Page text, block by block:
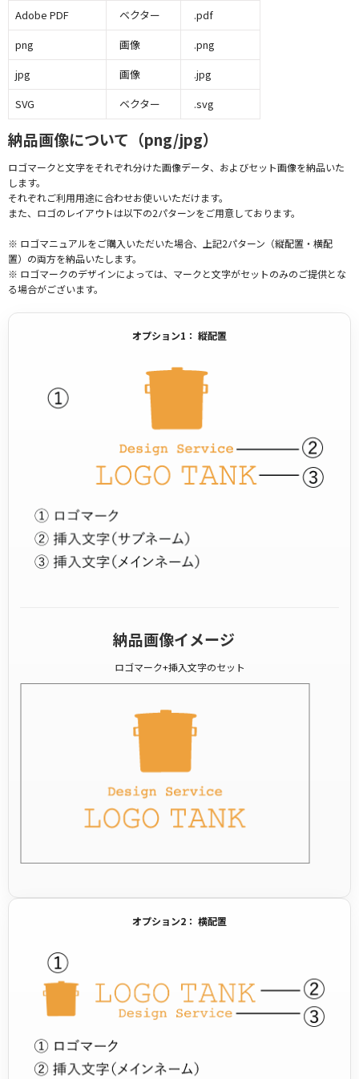
Adobe PDF
ベクター
.pdf
png
画像
.png
jpg
画像
.jpg
SVG
ベクター .svg
納品画像について（png/jpg）
ロゴマークと文字をそれぞれ分けた画像データ、およびセット画像を納品いた
します。
それぞれご利用用途に合わせお使いいただけます。
また、ロゴのレイアウトは以下の2パターンをご用意しております。
※ ロゴマニュアルをご購入いただいた場合、上記2パターン（縦配置・横配
置）の両方を納品いたします。
※ ロゴマークのデザインによっては、マークと文字がセットのみのご提供とな
る場合がございます。
オプション1： 縦配置
納品画像イメージ
ロゴマーク+挿入文字のセット
オプション2： 横配置